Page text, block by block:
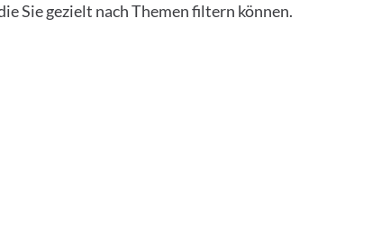
Sie gezielt nach Themen filtern können.